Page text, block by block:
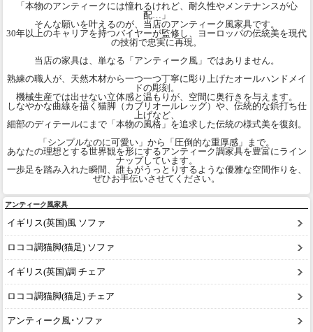
「本物のアンティークには憧れるけれど、耐久性やメンテナンスが心
配…」
そんな願いを叶えるのが、当店のアンティーク風家具です。
30年以上のキャリアを持つバイヤーが監修し、ヨーロッパの伝統美を現代
の技術で忠実に再現。
当店の家具は、単なる「アンティーク風」ではありません。
熟練の職人が、天然木材から一つ一つ丁寧に彫り上げたオールハンドメイ
ドの彫刻。
機械生産では出せない立体感と温もりが、空間に奥行きを与えます。
しなやかな曲線を描く猫脚（カブリオールレッグ）や、伝統的な鋲打ち仕
上げなど、
細部のディテールにまで「本物の風格」を追求した伝統の様式美を復刻。
「シンプルなのに可愛い」から「圧倒的な重厚感」まで。
あなたの理想とする世界観を形にするアンティーク調家具を豊富にライン
ナップしています。
一歩足を踏み入れた瞬間、誰もがうっとりするような優雅な空間作りを、
ぜひお手伝いさせてください。
アンティーク風家具
イギリス(英国)風 ソファ
ロココ調猫脚(猫足) ソファ
イギリス(英国)調 チェア
ロココ調猫脚(猫足) チェア
アンティーク風･ソファ